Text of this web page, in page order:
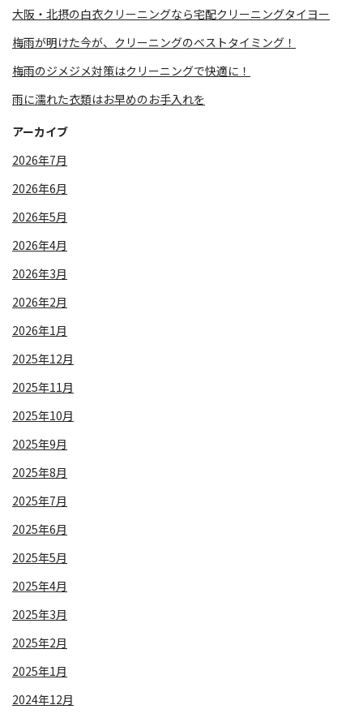
大阪・北摂の白衣クリーニングなら宅配クリーニングタイヨー
梅雨が明けた今が、クリーニングのベストタイミング！
梅雨のジメジメ対策はクリーニングで快適に！
雨に濡れた衣類はお早めのお手入れを
アーカイブ
2026年7月
2026年6月
2026年5月
2026年4月
2026年3月
2026年2月
2026年1月
2025年12月
2025年11月
2025年10月
2025年9月
2025年8月
2025年7月
2025年6月
2025年5月
2025年4月
2025年3月
2025年2月
2025年1月
2024年12月